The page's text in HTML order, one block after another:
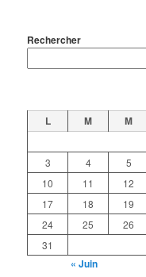
Rechercher
L M M
3
4 5
10
11 12
17
18 19
24
25 26
31
« Juin